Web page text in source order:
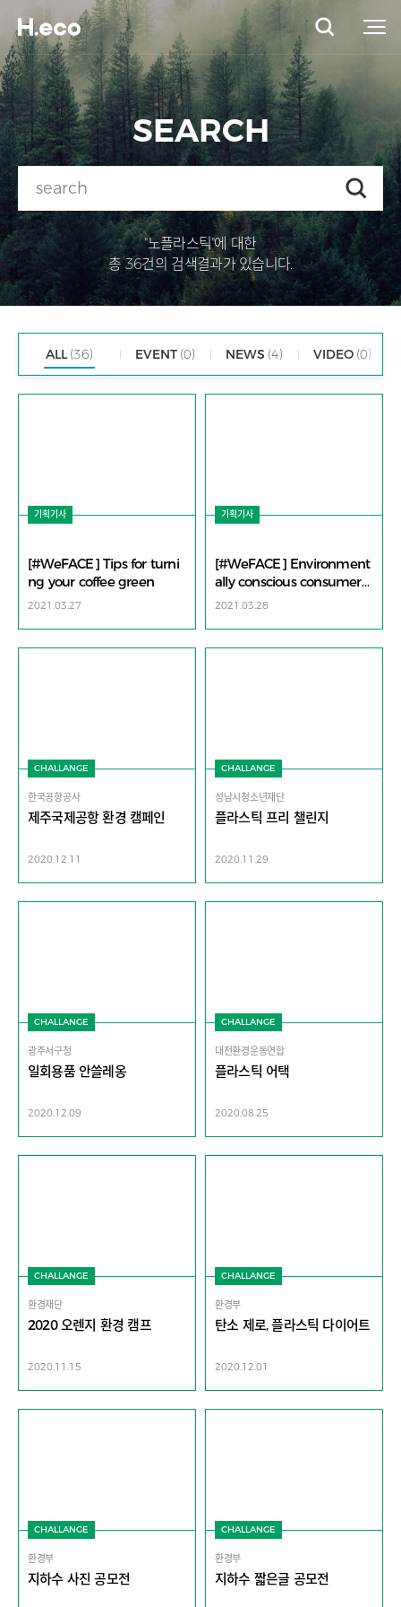
SEARCH
"노플라스틱"에 대한
총 36건의 검색결과가 있습니다.
ALL (36) EVENT (0) NEWS (4) VIDEO (0)
기획기사
[#WeFACE] Tips for turni
ng your coffee green
2021.03.27
기획기사
[#WeFACE] Environment
ally conscious consumers
turn to refill stations
2021.03.28
CHALLANGE
한국공항공사
제주국제공항 환경 캠페인
2020.12.11
CHALLANGE
성남시청소년재단
플라스틱 프리 챌린지
2020.11.29
CHALLANGE
광주서구청
일회용품 안쓸레옹
2020.12.09
CHALLANGE
대전환경운동연합
플라스틱 어택
2020.08.25
CHALLANGE
환경재단
2020 오렌지 환경 캠프
2020.11.15
CHALLANGE
환경부
탄소 제로, 플라스틱 다이어트
2020.12.01
CHALLANGE
환경부
지하수 사진 공모전
CHALLANGE
환경부
지하수 짧은글 공모전